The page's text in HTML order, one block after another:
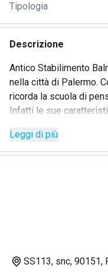
Tipologia
Descrizione
Antico Stabilimento
nella città di Palermo.
ricorda la scuola di
Infatti le sue
L'edificio dell'Antico
uno dei più belli e unici
ombrellini e lettini
Leggi di più
SS113, snc, 90151,